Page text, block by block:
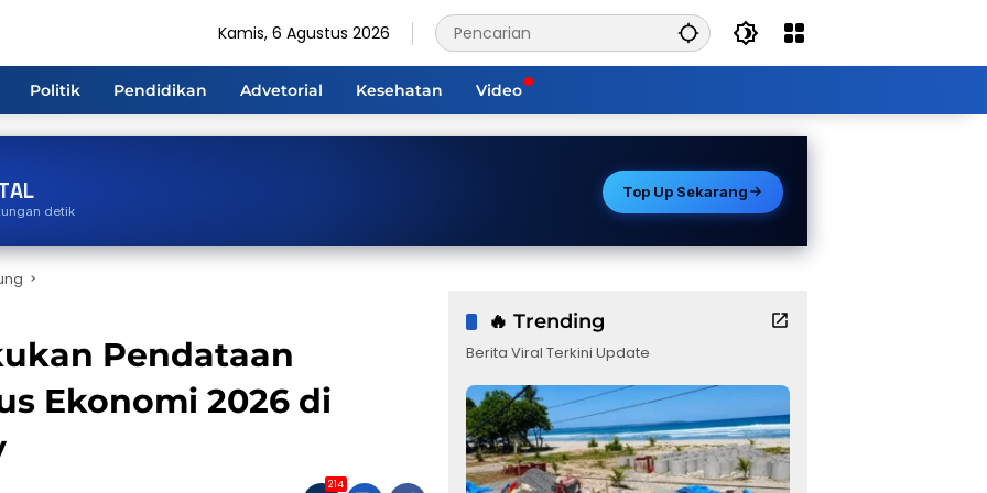
Kamis, 6 Agustus 2026
Politik Pendidikan Advetorial Kesehatan Video
detik
Top Up Sekarang
Pendataan
Ekonomi 2026 di
214
🔥 Trending
Berita Viral Terkini Update